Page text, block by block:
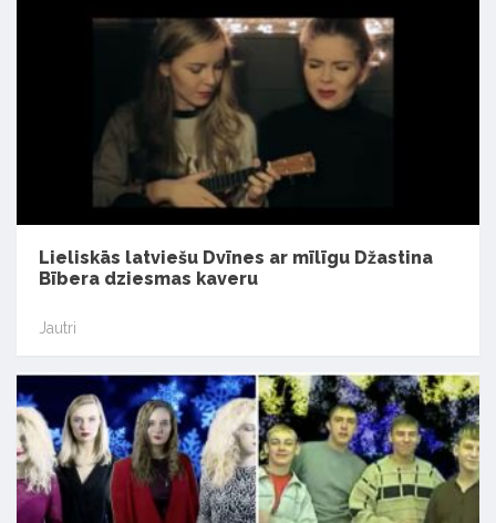
Lieliskās latviešu Dvīnes ar mīlīgu Džastina
Bībera dziesmas kaveru
Jautri